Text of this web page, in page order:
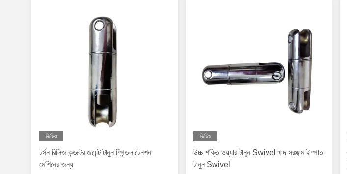
ভিডিও
টর্সন রিলিজ কন্ডাক্টর জয়েন্ট টানুন স্পিন্ডল টেনশন
মেশিনের জন্য
ভিডিও
উচ্চ শক্তি ওয়্যার টানুন Swivel খাদ সরঞ্জাম ইস্পাত
টানুন Swivel